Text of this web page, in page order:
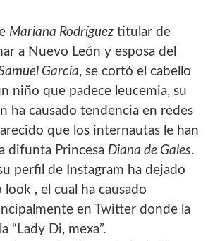
Mariana Rodríguez titular de
a Nuevo León y esposa del
García, se cortó el cabello
niño que padece leucemia, su
ha causado tendencia en redes
que los internautas le han
difunta Princesa Diana de Gales.
perfil de Instagram ha dejado
, el cual ha causado
en Twitter donde la
“Lady Di, mexa”.